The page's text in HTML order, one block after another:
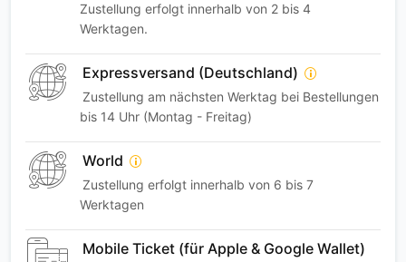
Zustellung erfolgt innerhalb von 2 bis 4
Werktagen.
Expressversand (Deutschland)
Zustellung am nächsten Werktag bei Bestellungen
bis 14 Uhr (Montag - Freitag)
World
Zustellung erfolgt innerhalb von 6 bis 7
Werktagen
Mobile Ticket (für Apple & Google Wallet)